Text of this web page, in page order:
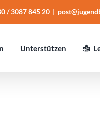
/ 3087 845 20 |
Unter­stüt­zen